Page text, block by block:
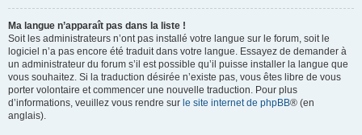
Ma langue n’apparaît pas dans la liste !
Soit les administrateurs n’ont pas installé votre langue sur le forum, soit le
logiciel n’a pas encore été traduit dans votre langue. Essayez de demander à
un administrateur du forum s’il est possible qu’il puisse installer la langue que
vous souhaitez. Si la traduction désirée n’existe pas, vous êtes libre de vous
porter volontaire et commencer une nouvelle traduction. Pour plus
d’informations, veuillez vous rendre sur le site internet de phpBB® (en
anglais).